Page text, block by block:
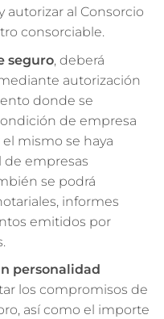
autorizar al Consorcio
consorciable.
seguro, deberá
autorización
donde se
de empresa
mismo se haya
de empresas
se podrá
informes
emitidos por
personalidad
los compromisos de
así como el importe